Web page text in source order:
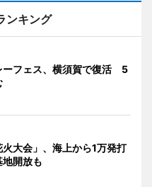
ンキング
ーフェス、横須賀で復活 5
火大会」、海上から1万発打
開放も